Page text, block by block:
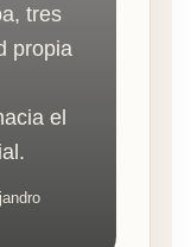
tres
propia
el